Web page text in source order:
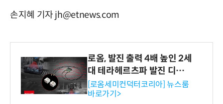
손지혜 기자 jh@etnews.com
로옴, 발진 출력 4배 높인 2세
대 테라헤르츠파 발진 디바이
스 개발
[로옴세미컨덕터코리아] 뉴스룸
바로가기>